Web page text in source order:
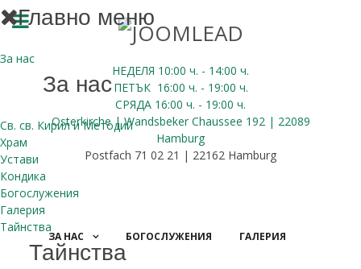
НЕДЕЛЯ 10:00 ч. - 14:00 ч.
ПЕТЪК 16:00 ч. - 19:00 ч.
СРЯДА 16:00 ч. - 19:00 ч.
Osterkirche | Wandsbeker Chaussee 192 | 22089
Hamburg
Postfach 71 02 21 | 22162 Hamburg
Главно меню
За нас
За нас
Св. св. Кирил и Методий
Храм
Устави
Кондика
Богослужения
Галерия
Тайнства
Тайнства
ЗА НАС БОГОСЛУЖЕНИЯ ГАЛЕРИЯ